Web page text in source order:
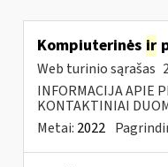
Kompiuterinės ir
Web turinio sąrašas
INFORMACIJA APIE
KONTAKTINIAI
Metai: 2022